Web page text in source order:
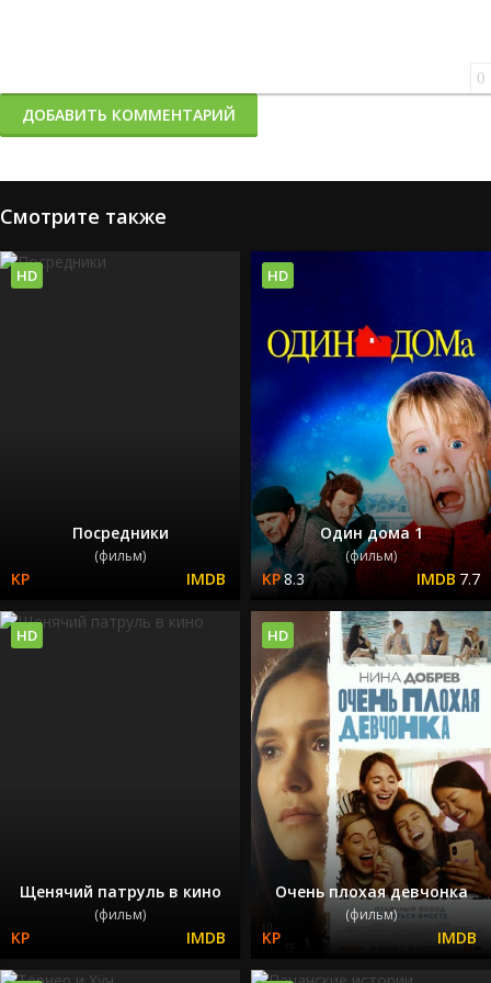
0
ДОБАВИТЬ КОММЕНТАРИЙ
Смотрите также
Посредники
(фильм)
HD
Один дома 1
(фильм)
8.3 7.7
HD
Щенячий патруль в кино
(фильм)
HD
Очень плохая девчонка
(фильм)
HD